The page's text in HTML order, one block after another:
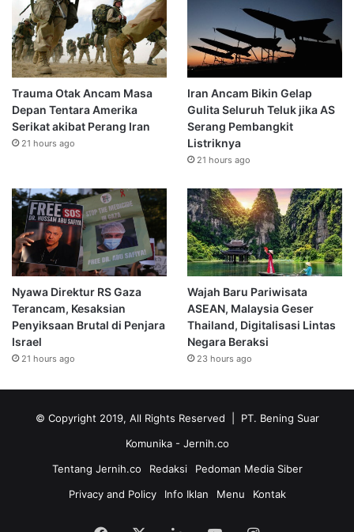
Trauma Otak Ancam Masa
Depan Tentara Amerika
Serikat akibat Perang Iran
21 hours ago
Iran Ancam Bikin Gelap
Gulita Seluruh Teluk jika AS
Serang Pembangkit
Listriknya
21 hours ago
Nyawa Direktur RS Gaza
Terancam, Kesaksian
Penyiksaan Brutal di Penjara
Israel
21 hours ago
Wajah Baru Pariwisata
ASEAN, Malaysia Geser
Thailand, Digitalisasi Lintas
Negara Beraksi
23 hours ago
© Copyright 2019, All Rights Reserved | PT. Bening Suar
Komunika - Jernih.co
Tentang Jernih.co
Redaksi
Pedoman Media Siber
Privacy and Policy
Info Iklan Menu Kontak